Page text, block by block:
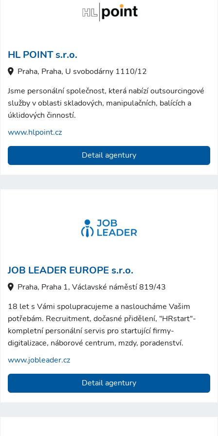
HL POINT s.r.o.
Praha, Praha, U svobodárny 1110/12
Jsme personální společnost, která nabízí outsourcingové
služby v oblasti skladových, manipulačních, balících a
úklidových činností.
www.hlpoint.cz
Detail agentury
JOB LEADER EUROPE s.r.o.
Praha, Praha 1, Václavské náměstí 819/43
18 let s Vámi spolupracujeme a nasloucháme Vašim
potřebám. Recruitment, dočasné přidělení, "HRstart"-
kompletní personální servis pro startující firmy-
digitalizace, náborové centrum, mzdy, poradenství.
www.jobleader.cz
Detail agentury